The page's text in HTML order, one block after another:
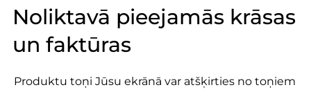
Noliktavā pieejamās krāsas
un faktūras
Produktu toņi Jūsu ekrānā var atšķirties no toņiem